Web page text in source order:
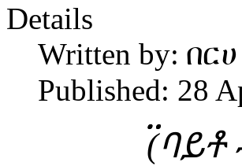
Details
Written by:
Published: 28
፟፟(ባይቶ